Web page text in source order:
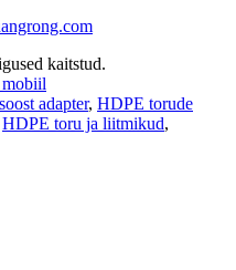
kaitstud.
adapter, HDPE torude
HDPE toru ja liitmikud,